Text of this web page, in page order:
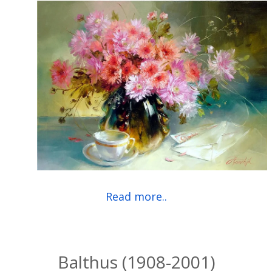
Read more..
Balthus (1908-2001)